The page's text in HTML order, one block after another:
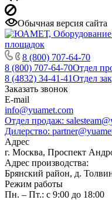
Обычная версия сайта
8 (800) 707-64-70
8 (800) 707-64-70Отдел
8 (4832) 34-41-41Отдел
Заказать звонок
E-mail
info@yuamet.com
Отдел продаж:
Дилерство:
Адрес
г. Москва, Проспект
Адрес производства:
Брянский район, д.
Режим работы
Пн. – Пт.: с 9:00 до 18:00